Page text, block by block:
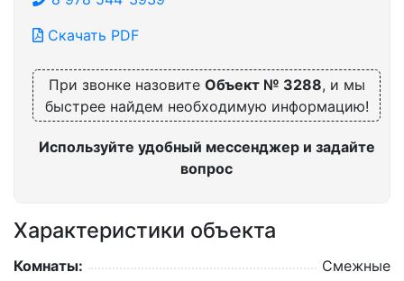
Скачать PDF
При звонке назовите Объект № 3288, и мы
быстрее найдем необходимую информацию!
Используйте удобный мессенджер и задайте
вопрос
Характеристики объекта
Комнаты:
Смежные